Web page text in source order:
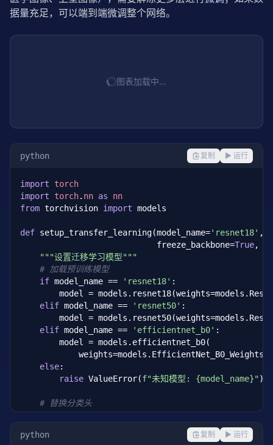
torch
.save(model.state_dict(),
f"Loss: {train_loss/
f"Best: {best_val_acc:.4f}"
# 数据加载
    transforms.RandomCrop(
, padding=4),
    transforms.RandomHorizontalFlip(),
    transforms.Normalize((
                         (
])
transform_test = transforms.Compose([
    transforms.Normalize((
                         (
print("训练流程已定义。在 GPU 上运行需要下载 CIFAR-10
"运行命令: train_model(model, train_loader,
据量充足，可以端到端微调整个网络。
图表加载中…
python 复制 ▶ 运行
import torch
import torch. nn as
nn
from torchvision import models
def setup_transfer_learning(model_name='resnet18' ,
                            freeze_backbone=
True,
"""设置迁移学习模型"""
# 加载预训练模型
if model_name == 'resnet18' :
model =
elif model_name == 'resnet50' :
model =
elif model_name == 'efficientnet_b0' :
        model = models.efficientnet_b0(
else:
raise ValueError(f"未知模型: {model_name}")
# 替换分类头
        n_features = model.fc.in_features
        model.fc =
.Linear(n_features,
python 复制 ▶ 运行